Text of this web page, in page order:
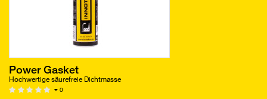
Power Gasket
Hochwertige säurefreie Dichtmasse
0